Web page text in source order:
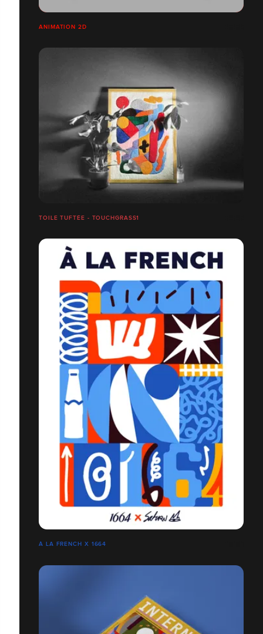
ANIMATION 2D
TOILE TUFTÉE - TOUCHGRASS1
À LA FRENCH X 1664